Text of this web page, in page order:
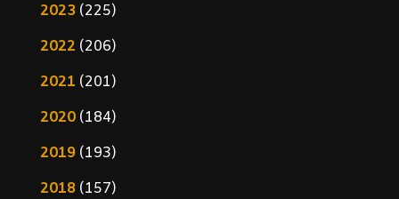
2023(225)
2022 (206)
2021 (201)
2020(184)
2019(193)
2018(157)